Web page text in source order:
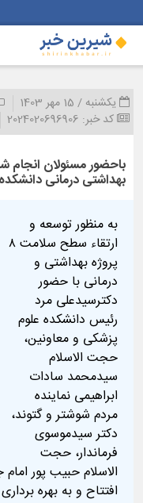
یکشنبه / 15 مهر 1403
کد خبر: 2024020696906
باحضور مسئولان انجام
بهداشتی درمانی
به منظور توسعه و
ارتقاء سطح سلامت ۸
پروژه بهداشتی و
درمانی با حضور
دکترسیدعلی مرد
رئیس دانشکده علوم
پزشکی و معاونین،
حجت الاسلام
سیدمحمد سادات
ابراهیمی نماینده
مردم شوشتر و گتوند،
دکتر سیدموسوی
فرماندار، حجت
الاسلام حبیب پور
افتتاح و به بهره